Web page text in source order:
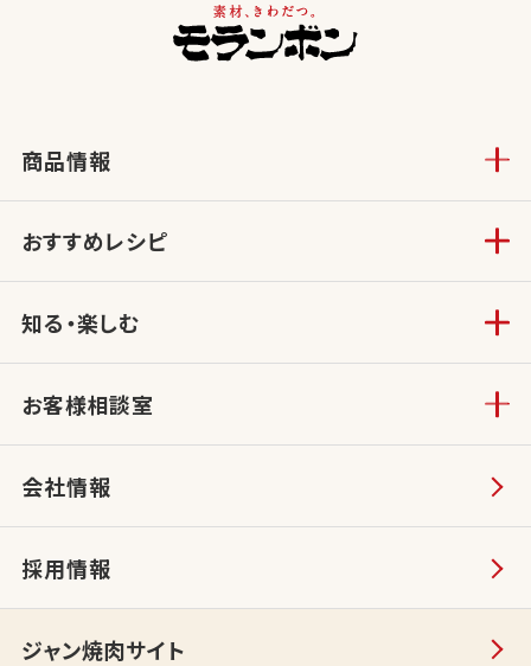
商品情報
おすすめレシピ
知る・楽しむ
お客様相談室
会社情報
採用情報
ジャン焼肉サイト